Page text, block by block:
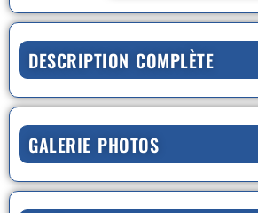
DESCRIPTION COMPLÈTE
GALERIE PHOTOS